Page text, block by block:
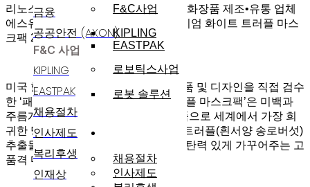
F&C사업
KIPLING
EASTPAK
로보틱스사업
로봇 솔루션
채용절차
인사제도
금융
공공안전 (AXON)
F&C 사업
KIPLING
EASTPAK
채용절차
인사제도
복리후생
인재상
리노스(대표이사 이웅상)의 자회사인 화장품 제조•유통 업체
에스유알코리아가 ‘패리스힐튼 프리미엄 화이트 트러플 마스
크팩 2종(골드, 실버)’을 출시한다.
미국 할리우드 스타 패리스힐튼이 제품 및 디자인을 직접 검수
한 ‘패리스힐튼 프리미엄 화이트 트러플 마스크팩’은 미백과
주름개선에 탁월한 2중 기능성 화장품으로 세계에서 가장 희
귀한 명품버섯인 이탈리아산 화이트 트러플(흰서양 송로버섯)
추출물을 함유하여 피부를 윤기 있고 탄력 있게 가꾸어주는 고
품격 마스크팩이다.